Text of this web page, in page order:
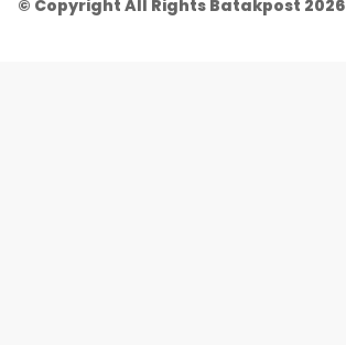
© Copyright All Rights Batakpost 2026